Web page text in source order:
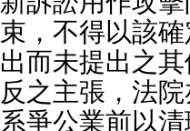
束，不得以該
出而未提出之
反之主張，法
系爭公業前以